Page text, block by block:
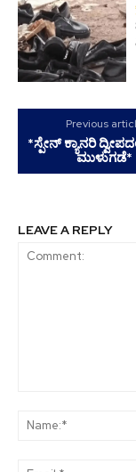
Previous
*ಸ್ಪೇನ್ ಕ್ಯಾನರಿ
ಮುಳುಗಡೆ*
LEAVE A REPLY